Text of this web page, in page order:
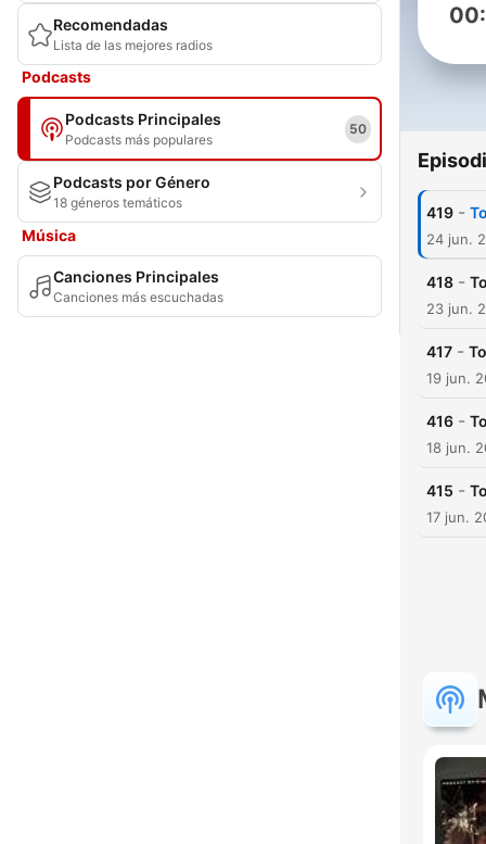
Recomendadas
Lista de las mejores radios
Podcasts
Podcasts Principales
Podcasts más populares
50
Podcasts por Género
18 géneros temáticos
Música
Canciones Principales
Canciones más escuchadas
419 -
24 jun.
418 -
23 jun.
417 -
19 jun.
416 -
18 jun.
415 -
17 jun.